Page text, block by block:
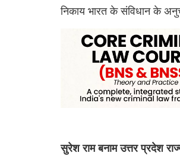
निकाय भारत के संविधान के
सुरेश राम बनाम उत्तर प्रदेश